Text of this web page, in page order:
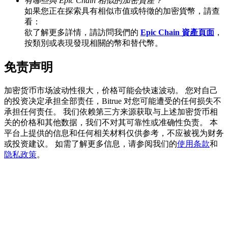
BTC 專享獎勵
充值並交易BTC瓜分 25,000 USDT 獎池！
充值CASHCAT & 赢取
瓜分 500000 CASHCAT 獎池
如果您正在探索具有相似市值或特徵的加密貨幣，請查
看：
欲了解更多詳情，請訪問我們的 Epic Chain 資產頁面 ，
按類別或表現發現相關的幣和替代幣。
免责声明
加密货币市场波动性很大，价格可能会快速波动。 您对自己
的投资决定承担全部责任，Bitrue 对您可能遭受的任何损失不
承担任何责任。 我们依赖第三方来源获取与上述加密货币相
关的价格和其他数据，我们不对其可靠性或准确性负责。 本
平台上提供的信息和任何相关材料仅供参考，不应被视为财务
或投资建议。 如需了解更多信息，请参阅我们的使用条款和
隐私政策。